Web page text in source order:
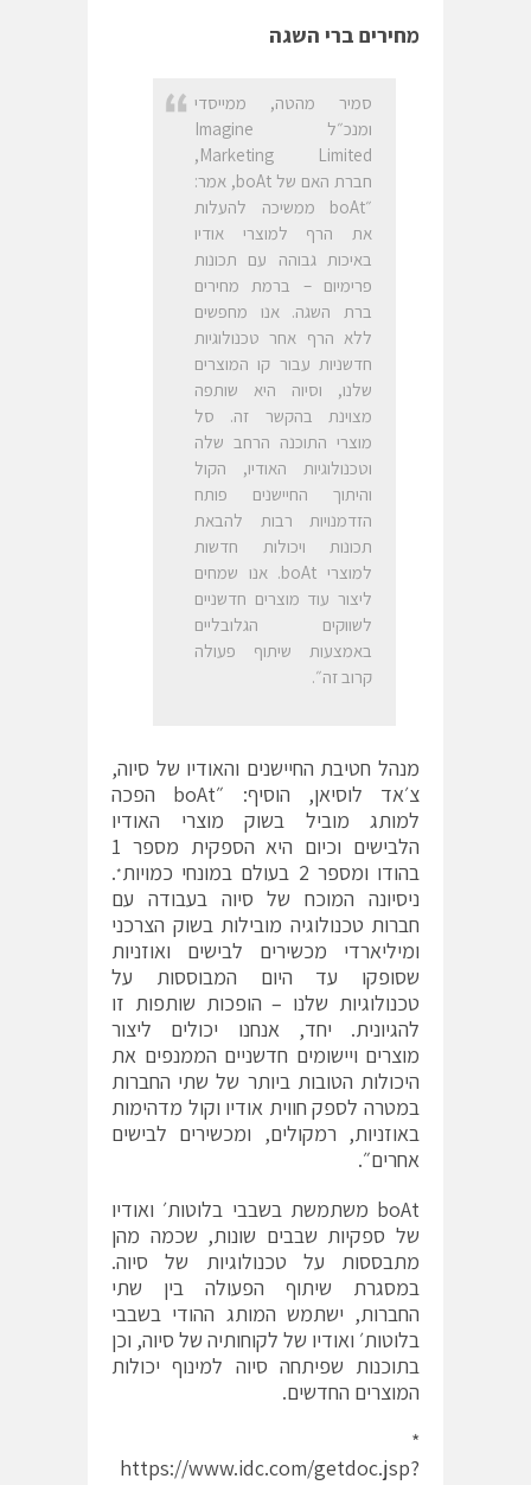
מחירים ברי השגה
סמיר מהטה, ממייסדי
ומנכ״ל Imagine
Marketing Limited,
חברת האם של boAt, אמר:
״boAt ממשיכה להעלות
את הרף למוצרי אודיו
באיכות גבוהה עם תכונות
פרימיום – ברמת מחירים
ברת השגה. אנו מחפשים
ללא הרף אחר טכנולוגיות
חדשניות עבור קו המוצרים
שלנו, וסיוה היא שותפה
מצוינת בהקשר זה. סל
מוצרי התוכנה הרחב שלה
וטכנולוגיות האודיו, הקול
והיתוך החיישנים פותח
הזדמנויות רבות להבאת
תכונות ויכולות חדשות
למוצרי boAt. אנו שמחים
ליצור עוד מוצרים חדשניים
לשווקים הגלובליים
באמצעות שיתוף פעולה
קרוב זה״.
מנהל חטיבת החיישנים והאודיו של סיוה,
צ׳אד לוסיאן, הוסיף: ״boAt הפכה
למותג מוביל בשוק מוצרי האודיו
הלבישים וכיום היא הספקית מספר 1
בהודו ומספר 2 בעולם במונחי כמויות
*
.
ניסיונה המוכח של סיוה בעבודה עם
חברות טכנולוגיה מובילות בשוק הצרכני
ומיליארדי מכשירים לבישים ואוזניות
שסופקו עד היום המבוססות על
טכנולוגיות שלנו – הופכות שותפות זו
להגיונית. יחד, אנחנו יכולים ליצור
מוצרים ויישומים חדשניים הממנפים את
היכולות הטובות ביותר של שתי החברות
במטרה לספק חווית אודיו וקול מדהימות
באוזניות, רמקולים, ומכשירים לבישים
אחרים״.
boAt משתמשת בשבבי בלוטות׳ ואודיו
של ספקיות שבבים שונות, שכמה מהן
מתבססות על טכנולוגיות של סיוה.
במסגרת שיתוף הפעולה בין שתי
החברות, ישתמש המותג ההודי בשבבי
בלוטות׳ ואודיו של לקוחותיה של סיוה, וכן
בתוכנות שפיתחה סיוה למינוף יכולות
המוצרים החדשים.
*
https://www.idc.com/getdoc.jsp?